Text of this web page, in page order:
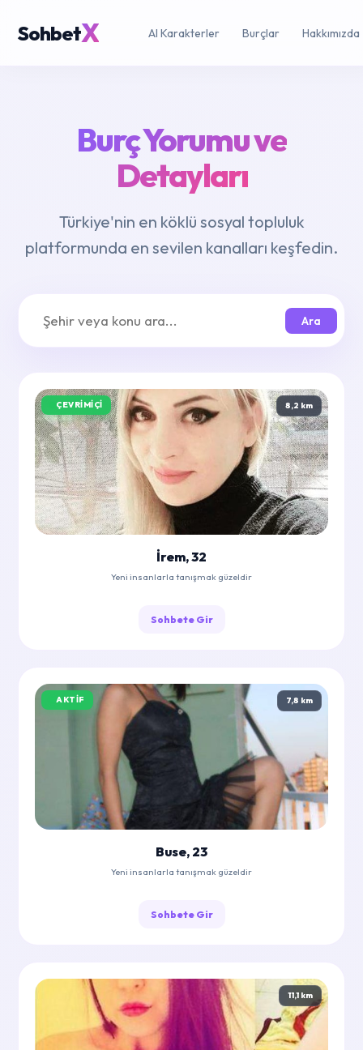
SohbetX AI Karakterler Burçlar Hakkımızda
Burç Yorumu ve
Detayları
Türkiye'nin en köklü sosyal topluluk
platformunda en sevilen kanalları keşfedin.
Ara
ÇEVRIMIÇI 8,2 km
İrem, 32
Yeni insanlarla tanışmak güzeldir
Sohbete Gir
AKTIF 7,8 km
Buse, 23
Yeni insanlarla tanışmak güzeldir
Sohbete Gir
11,1 km